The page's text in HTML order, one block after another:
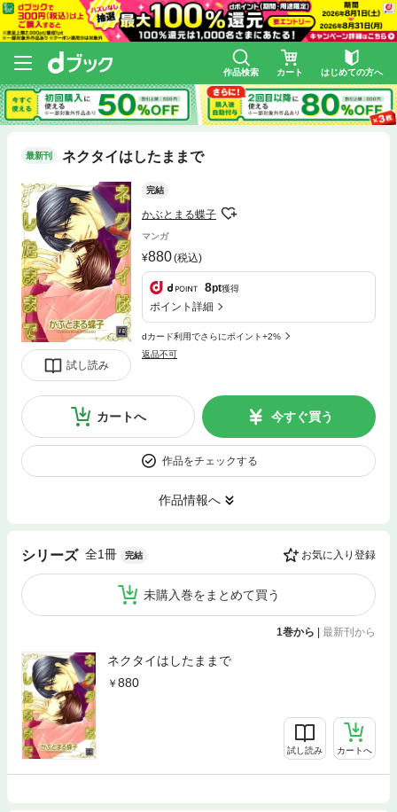
作品検索 カート はじめての方へ
最新刊 ネクタイはしたままで
試し読み
完結
かぶとまる蝶子
マンガ
880(税込)
8pt獲得
ポイント詳細
dカード利用でさらにポイント+2%
返品不可
カートへ 今すぐ買う
作品をチェックする
作品情報へ
シリーズ 全1冊 完結 お気に入り登録
未購入巻をまとめて買う
1巻から | 最新刊から
ネクタイはしたままで
880
試し読み カートへ